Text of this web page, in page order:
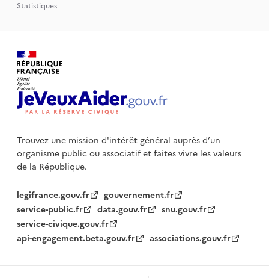
Statistiques
Trouvez une mission d'intérêt général auprès d’un
organisme publicou associatif et faites vivre les valeurs
de la République.
legifrance.gouv.fr
gouvernement.fr
service-public.fr
data.gouv.fr
snu.gouv.fr
service-civique.gouv.fr
api-engagement.beta.gouv.fr
associations.gouv.fr